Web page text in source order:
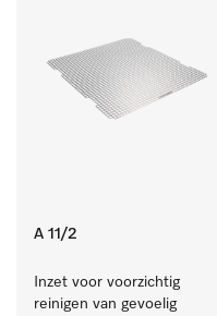
A 11/2
Inzet voor voorzichtig
reinigen van gevoelig